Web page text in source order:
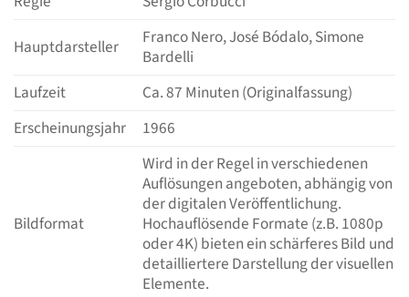
Hauptdarsteller
Franco Nero, José Bódalo, Simone
Bardelli
Laufzeit
Ca. 87 Minuten (Originalfassung)
Erscheinungsjahr
1966
Bildformat
Wird in der Regel in verschiedenen
Auflösungen angeboten, abhängig von
der digitalen Veröffentlichung.
Hochauflösende Formate (z.B. 1080p
oder 4K) bieten ein schärferes Bild und
detailliertere Darstellung der visuellen
Elemente.